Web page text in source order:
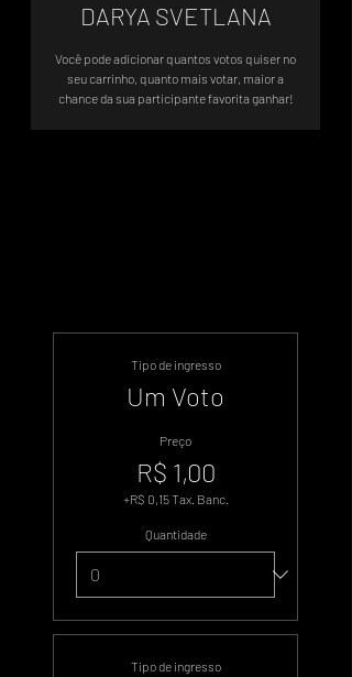
DARYA SVETLANA
Você pode adicionar quantos votos quiser no
seu carrinho, quanto mais votar, maior a
chance da sua participante favorita ganhar!
Tipo de ingresso
Um Voto
Preço
R$ 1,00
+R$ 0,15 Tax. Banc.
Quantidade
Tipo de ingresso